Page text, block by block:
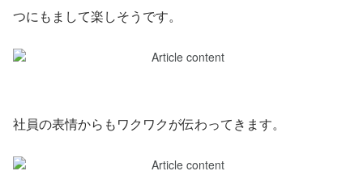
つにもまして楽しそうです。
社員の表情からもワクワクが伝わってきます。